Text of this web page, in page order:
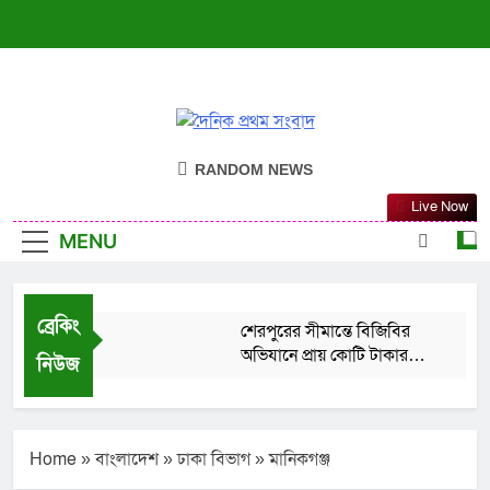
দৈনিক প্রথম সংবাদ
RANDOM NEWS
MENU
Live Now
ব্রেকিং
নিউজ
শেরপুরের সীমান্তে বিজিবির
অভিযানে প্রায় কোটি টাকার
সুন্দরগঞ্জে সরোবর বিলে
ভরপুর
August 6, 2026
Home»বাংলাদেশ»ঢাকা বিভাগ»মানিকগঞ্জ